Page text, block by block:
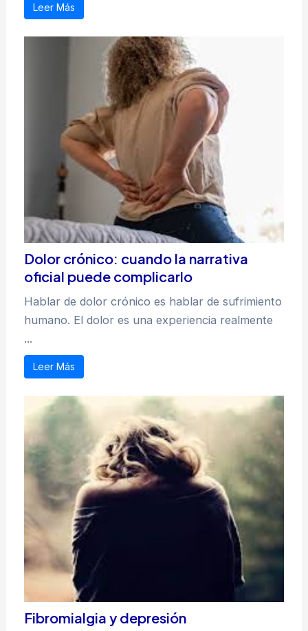
Leer Más
Dolor crónico: cuando la narrativa
oficial puede complicarlo
Hablar de dolor crónico es hablar de sufrimiento
humano. El dolor es una experiencia realmente
...
Leer Más
Fibromialgia y depresión